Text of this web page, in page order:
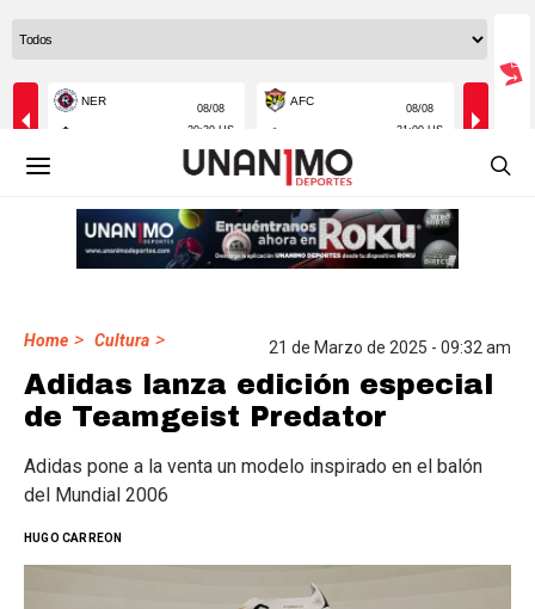
Home > Cultura > 21 de Marzo de 2025 - 09:32 am
Adidas lanza edición especial
de Teamgeist Predator
Adidas pone a la venta un modelo inspirado en el balón
del Mundial 2006
HUGO CARREON